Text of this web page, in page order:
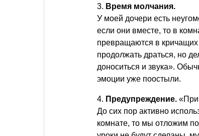
3. Время молчания.
У моей дочери есть
если они вместе, то в
превращаются в
продолжать драться, но
доноситься и звука».
эмоции уже поостыли.
4. Предупреждение.
До сих пор активно
комнате, то мы отложим